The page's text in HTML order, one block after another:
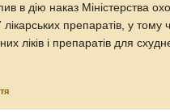
в дію наказ Міністерства
препаратів, у тому
ліків і препаратів для